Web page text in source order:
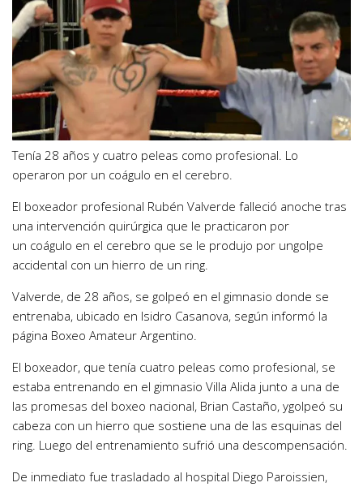
Tenía 28 años y cuatro peleas como profesional. Lo
operaron por un coágulo en el cerebro.
El boxeador profesional Rubén Valverde falleció anoche tras
una intervención quirúrgica que le practicaron por
un coágulo en el cerebro que se le produjo por ungolpe
accidental con un hierro de un ring.
Valverde, de 28 años, se golpeó en el gimnasio donde se
entrenaba, ubicado en Isidro Casanova, según informó la
página Boxeo Amateur Argentino.
El boxeador, que tenía cuatro peleas como profesional, se
estaba entrenando en el gimnasio Villa Alida junto a una de
las promesas del boxeo nacional, Brian Castaño, ygolpeó su
cabeza con un hierro que sostiene una de las esquinas del
ring. Luego del entrenamiento sufrió una descompensación.
De inmediato fue trasladado al hospital Diego Paroissien,